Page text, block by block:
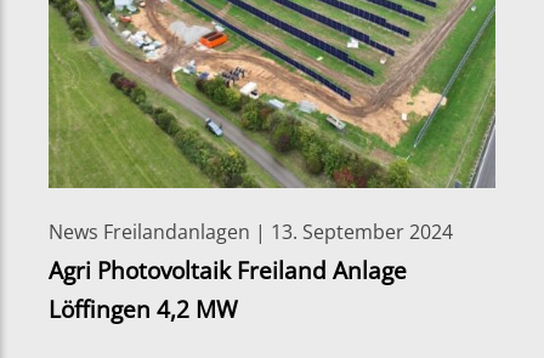
News Freilandanlagen | 13. September 2024
Agri Photovoltaik Freiland Anlage
Löffingen 4,2 MW